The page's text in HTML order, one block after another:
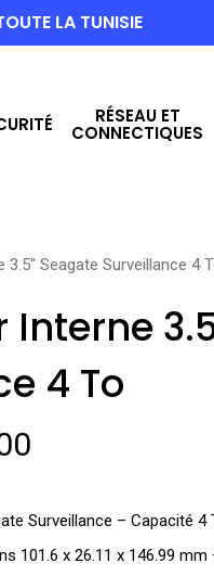
LA TUNISIE
RÉSEAU ET
CONNECTIQUES
3.5″ Seagate Surveillance 4
Interne
4 To
Surveillance – Capacité
101.6 x 26.11 x 146.99 mm